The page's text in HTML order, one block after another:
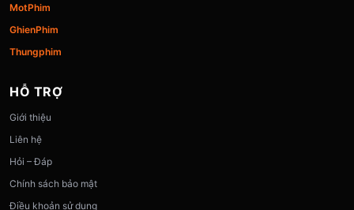
MotPhim
GhienPhim
Thungphim
HỖ TRỢ
Giới thiệu
Liên hệ
Hỏi – Đáp
Chính sách bảo mật
Điều khoản sử dụng